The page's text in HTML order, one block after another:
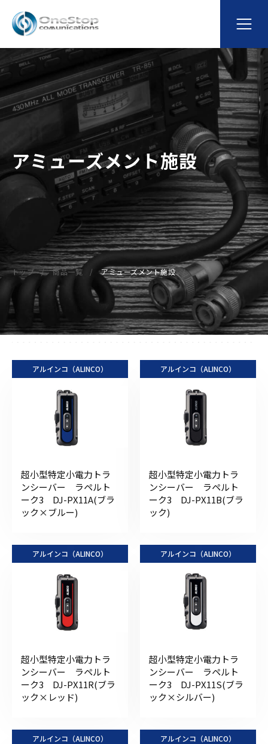
アミューズメント施設
トップ 商品一覧 アミューズメント施設
アルインコ（ALINCO）
超小型特定小電力トラ
ンシーバー ラペルト
ーク3 DJ-PX11A(ブラ
ック×ブルー)
アルインコ（ALINCO）
超小型特定小電力トラ
ンシーバー ラペルト
ーク3 DJ-PX11B(ブラ
ック)
アルインコ（ALINCO）
超小型特定小電力トラ
ンシーバー ラペルト
ーク3 DJ-PX11R(ブラ
ック×レッド)
アルインコ（ALINCO）
超小型特定小電力トラ
ンシーバー ラペルト
ーク3 DJ-PX11S(ブラ
ック×シルバー)
アルインコ（ALINCO） アルインコ（ALINCO）